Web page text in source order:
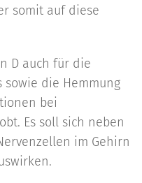
somit auf diese
D auch für die
sowie die Hemmung
bei
Es soll sich neben
im Gehirn